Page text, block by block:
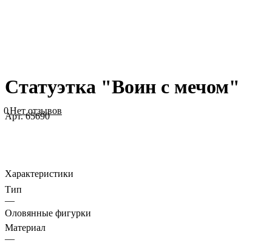
Статуэтка "Воин с мечом"
0Нет отзывов
Арт.65690
Характеристики
Тип
—
Оловянные фигурки
Материал
—